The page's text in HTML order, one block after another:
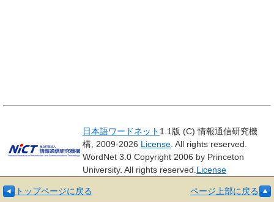
日本語ワードネット 1.1版 (C) 情報通信研究機
構, 2009-2026 License . All rights reserved.
WordNet 3.0 Copyright 2006 by Princeton
University. All rights reserved. License
トップページに戻る ページ上部に戻る